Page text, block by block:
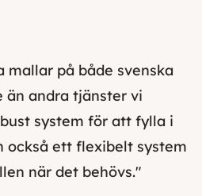
mallar på både svenska
än andra tjänster vi
system för att fylla i
också ett flexibelt system
när det behövs."